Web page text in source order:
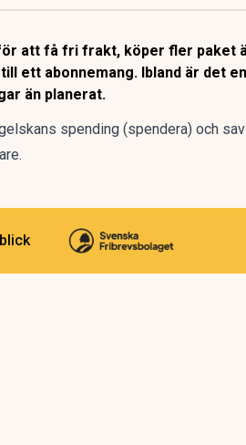
att få fri frakt, köper fler paket
ett abonnemang. Ibland är det
än planerat.
spending (spendera) och